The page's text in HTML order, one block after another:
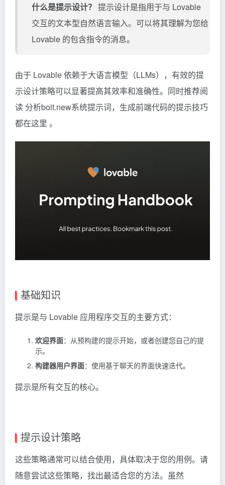
什么是提示设计？ 提示设计是指用于与 Lovable
交互的文本型自然语言输入。可以将其理解为您给
Lovable 的包含指令的消息。
由于 Lovable 依赖于大语言模型（LLMs），有效的提
示设计策略可以显著提高其效率和准确性。同时推荐阅
读 分析bolt.new系统提示词，生成前端代码的提示技巧
都在这里 。
基础知识
提示是与 Lovable 应用程序交互的主要方式：
欢迎界面：从预构建的提示开始，或者创建您自己的提
示。
构建器用户界面：使用基于聊天的界面快速迭代。
提示是所有交互的核心。
提示设计策略
这些策略通常可以结合使用，具体取决于您的用例。请
随意尝试这些策略，找出最适合您的方法。虽然